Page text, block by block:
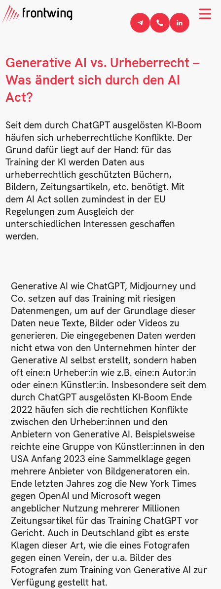
Generative AI vs. Urheberrecht –
Was ändert sich durch den AI
Act?
Seit dem durch ChatGPT ausgelösten KI-Boom
häufen sich urheberrechtliche Konflikte. Der
Grund dafür liegt auf der Hand: für das
Training der KI werden Daten aus
urheberrechtlich geschützten Büchern,
Bildern, Zeitungsartikeln, etc. benötigt. Mit
dem AI Act sollen zumindest in der EU
Regelungen zum Ausgleich der
unterschiedlichen Interessen geschaffen
werden.
Generative AI wie ChatGPT, Midjourney und
Co. setzen auf das Training mit riesigen
Datenmengen, um auf der Grundlage dieser
Daten neue Texte, Bilder oder Videos zu
generieren. Die eingegebenen Daten werden
nicht etwa von den Unternehmen hinter der
Generative AI selbst erstellt, sondern haben
oft eine:n Urheber:in wie z.B. eine:n Autor:in
oder eine:n Künstler:in. Insbesondere seit dem
durch ChatGPT ausgelösten KI-Boom Ende
2022 häufen sich die rechtlichen Konflikte
zwischen den Urheber:innen und den
Anbietern von Generative AI. Beispielsweise
reichte eine Gruppe von Künstler:innen in den
USA Anfang 2023 eine Sammelklage gegen
mehrere Anbieter von Bildgeneratoren ein.
Ende letzten Jahres zog die New York Times
gegen OpenAI und Microsoft wegen
angeblicher Nutzung mehrerer Millionen
Zeitungsartikel für das Training ChatGPT vor
Gericht. Auch in Deutschland gibt es erste
Klagen dieser Art, wie die eines Fotografen
gegen einen Verein, der u.a. Bilder des
Fotografen zum Training von Generative AI zur
Verfügung gestellt hat.